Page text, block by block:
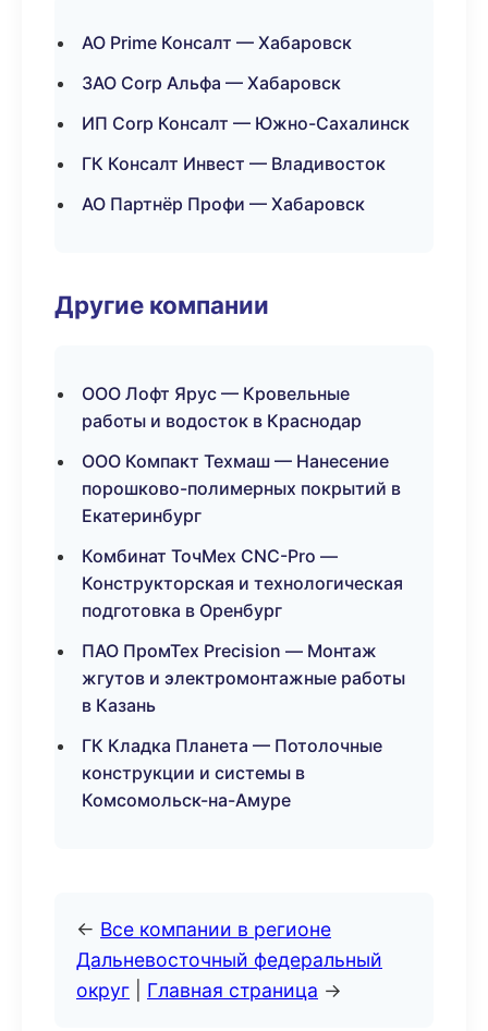
АО Prime Консалт — Хабаровск
ЗАО Corp Альфа — Хабаровск
ИП Corp Консалт — Южно-Сахалинск
ГК Консалт Инвест — Владивосток
АО Партнёр Профи — Хабаровск
Другие компании
ООО Лофт Ярус — Кровельные
работы и водосток в Краснодар
ООО Компакт Техмаш — Нанесение
порошково-полимерных покрытий в
Екатеринбург
Комбинат ТочМех CNC-Pro —
Конструкторская и технологическая
подготовка в Оренбург
ПАО ПромТех Precision — Монтаж
жгутов и электромонтажные работы
в Казань
ГК Кладка Планета — Потолочные
конструкции и системы в
Комсомольск-на-Амуре
← Все компании в регионе
Дальневосточный федеральный
округ
Главная страница →